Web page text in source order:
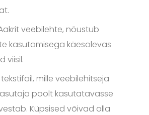
veebilehte, nõustub
kasutamisega käesolevas
viisil.
mille veebilehitseja
poolt kasutatavasse
Küpsised võivad olla